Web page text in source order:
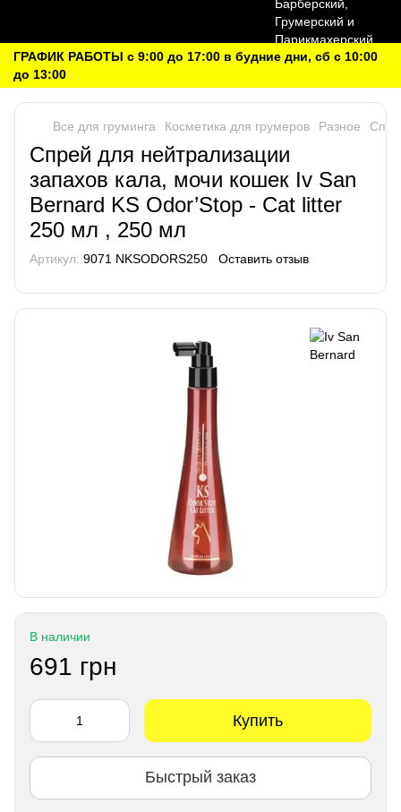
ГРАФИК РАБОТЫ с 9:00 до 17:00 в будние дни, сб с 10:00
до 13:00
Все для груминга Косметика для грумеров Разное
Спрей для нейтрализации
запахов кала, мочи кошек Iv San
Bernard KS Odor’Stop - Cat litter
250 мл , 250 мл
Артикул: 9071 NKSODORS250 Оставить отзыв
В наличии
691 грн
Купить
Быстрый заказ